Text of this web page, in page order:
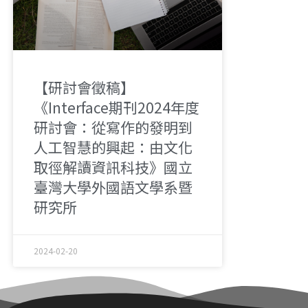
【研討會徵稿】
《Interface期刊2024年度
研討會：從寫作的發明到
人工智慧的興起：由文化
取徑解讀資訊科技》國立
臺灣大學外國語文學系暨
研究所
2024-02-20